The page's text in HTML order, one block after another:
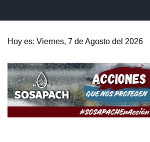
Hoy es: Viernes, 7 de Agosto del 2026